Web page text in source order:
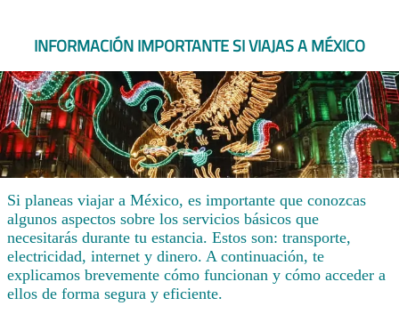
INFORMACIÓN IMPORTANTE SI VIAJAS A MÉXICO
Si planeas viajar a México, es importante que conozcas
algunos aspectos sobre los servicios básicos que
necesitarás durante tu estancia. Estos son: transporte,
electricidad, internet y dinero. A continuación, te
explicamos brevemente cómo funcionan y cómo acceder a
ellos de forma segura y eficiente.